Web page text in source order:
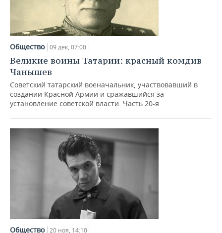
Общество 09 дек, 07:00
Великие воины Татарии: красный комдив
Чанышев
Советский татарский военачальник, участвовавший в
создании Красной Армии и сражавшийся за
установление советской власти. Часть 20-я
Общество 20 ноя, 14:10